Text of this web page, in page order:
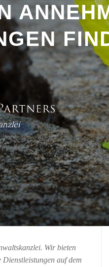
Wir bieten
auf dem